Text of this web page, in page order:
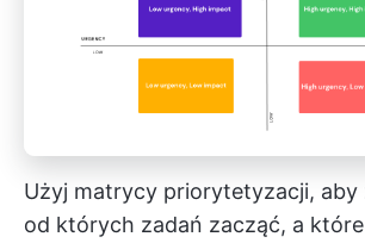
Użyj matrycy priorytetyzacji, aby
od których zadań zacząć, a